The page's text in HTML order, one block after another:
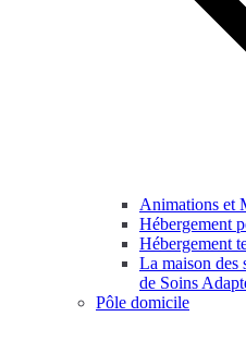
Animations et
Hébergement
Hébergement
La maison
de Soins
Pôle domicile